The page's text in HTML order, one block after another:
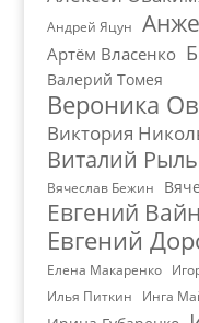
Андрей Яцун
Артём Власенко
Валерий Томея
Вероника
Виктория
Виталий
Вячеслав Бежин
Евгений
Евгений
Елена Макаренко
Илья Питкин
Инга